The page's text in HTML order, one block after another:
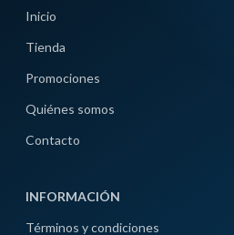
Inicio
Tienda
Promociones
Quiénes somos
Contacto
INFORMACIÓN
Términos y condiciones